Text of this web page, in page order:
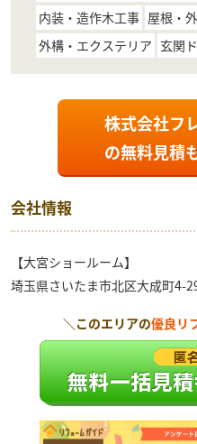
内装・造作木工事 屋根・
外構・エクステリア 玄関
株式会社フ
の無料見積
会社情報
【大宮ショールーム】
埼玉県さいたま市北区大成町4-
＼このエリアの優良リ